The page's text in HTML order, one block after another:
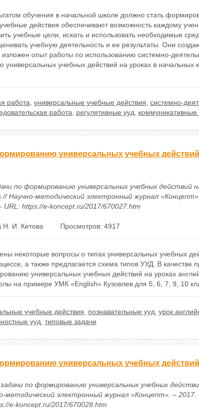
обучения в начальной школе должно стать
действия обеспечивают возможность каждому
учебные цели, искать и использовать необходимые
учебную деятельность и ее результаты. Они
опыт работы по использованию системно-
учебных действий на уроках в начальных
работа универсальные учебные действия системно-
работа регулятивные ууд коммуникативные
универсальных учебных действий
по формированию универсальных учебных действий
// Научно-методический электронный журнал
https://e-koncept.ru/2017/670027.htm
Н. И. Кетова Просмотров: 4917
некоторые вопросы о типах универсальных учебных
а также предлагается схема типов УУД. В качестве
универсальных учебных действий на уроках
на примере УМК «English» Кузовлев для 5, 6, 7, 9, 10
учебные действия познавательные ууд урок
ууд типовые задачи
универсальных учебных
по формированию универсальных учебных
методический электронный журнал «Концепт». – 2017.
e-koncept.ru/2017/670028.htm